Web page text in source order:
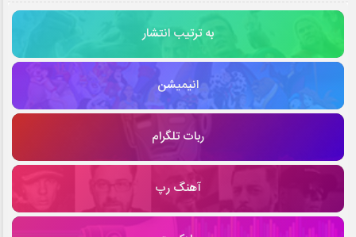
به ترتیب انتشار
انیمیشن
ربات تلگرام
آهنگ رپ